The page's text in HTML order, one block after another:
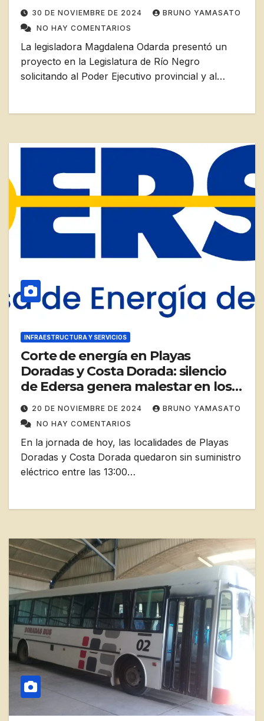
30 DE NOVIEMBRE DE 2024
BRUNO YAMASATO
NO HAY COMENTARIOS
La legisladora Magdalena Odarda presentó un
proyecto en la Legislatura de Río Negro
solicitando al Poder Ejecutivo provincial y al…
INFRAESTRUCTURA Y SERVICIOS
Corte de energía en Playas
Doradas y Costa Dorada: silencio
de Edersa genera malestar en los
vecinos
20 DE NOVIEMBRE DE 2024
BRUNO YAMASATO
NO HAY COMENTARIOS
En la jornada de hoy, las localidades de Playas
Doradas y Costa Dorada quedaron sin suministro
eléctrico entre las 13:00…